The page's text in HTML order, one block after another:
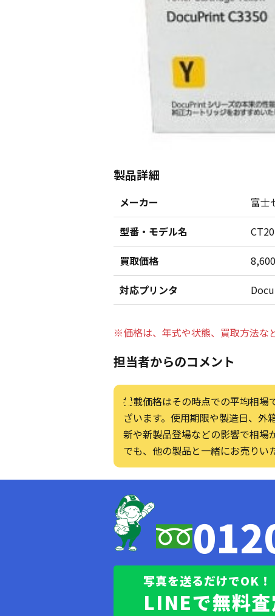
製品詳細
メーカー
富士
型番・モデル名
買取価格
対応プリンタ
※価格は、年式や状態、買取方法な
担当者からのコメント
掲載価格はその時点での平均相場
ざいます。使用期限や製造日、外
新や新製品登場などの影響で相場
でも、他の製品と一緒にお売りい
写真を送るだけでOK！
LINEで無料査